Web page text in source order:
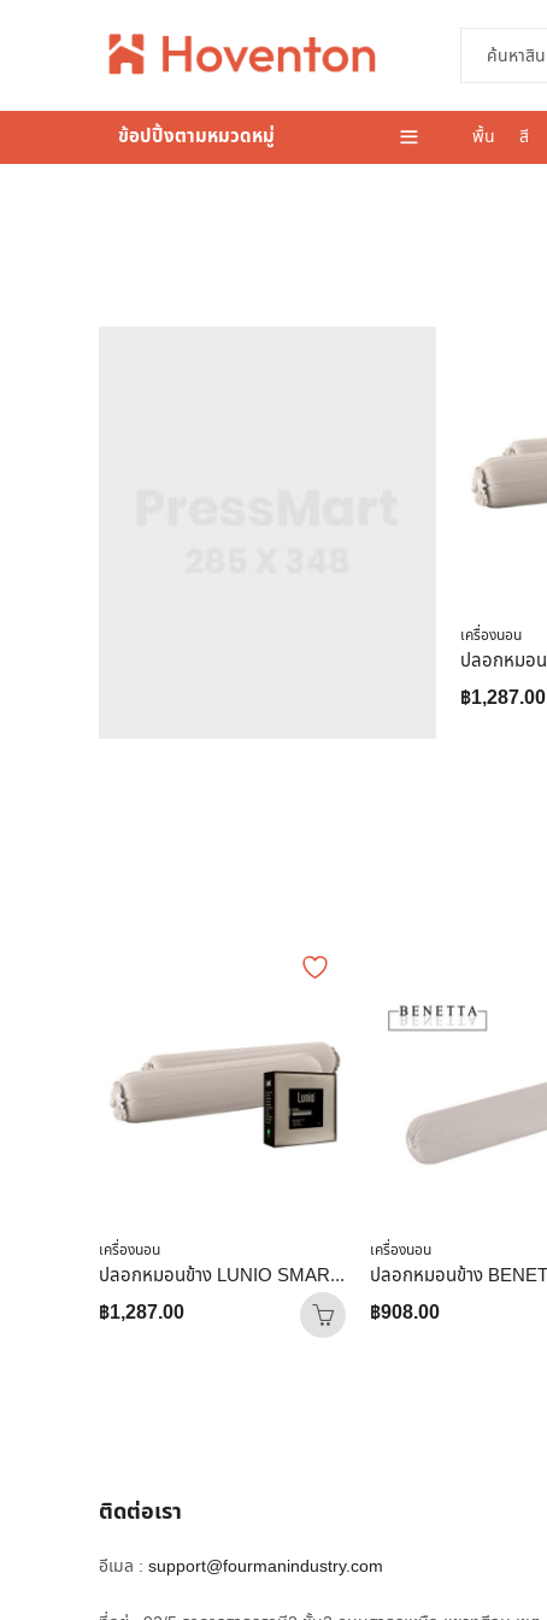
ข้อปปิ้งตามหมวดหมู่ พื้น สี
เครื่องนอน
฿1,287.00
เครื่องนอน
ปลอกหมอนข้าง LUNIO SMART SNOWWEAVE BOLSTER CASE AURA BEIGE สีเบจ จำนวน 2 ชิ้น
฿1,287.00
เครื่องนอน
฿908.00
ติดต่อเรา
อีเมล : support@fourmanindustry.com